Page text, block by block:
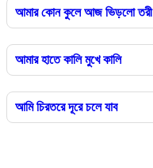
আমার কোন কুলে আজ ভিড়লো তরী
আমার হাতে কালি মুখে কালি
আমি চিরতরে দূরে চলে যাব